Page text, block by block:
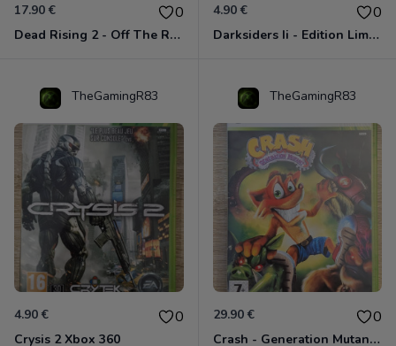
17.90 € 0
Dead Rising 2 - Off The Record Xbox 360
4.90 € 0
Darksiders Ii - Edition Limitée Xbox 360
TheGamingR83
4.90 € 0
Crysis 2 Xbox 360
TheGamingR83
29.90 € 0
Crash - Generation Mutant Xbox 360